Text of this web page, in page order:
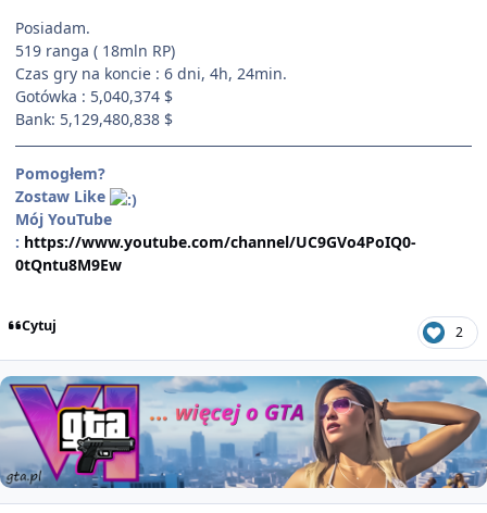
Posiadam.
519 ranga ( 18mln RP)
Czas gry na koncie : 6 dni, 4h, 24min.
Gotówka : 5,040,374 $
Bank: 5,129,480,838 $
Pomogłem?
Zostaw Like
Mój YouTube
: https://www.youtube.com/channel/UC9GVo4PoIQ0-
0tQntu8M9Ew
Cytuj 2